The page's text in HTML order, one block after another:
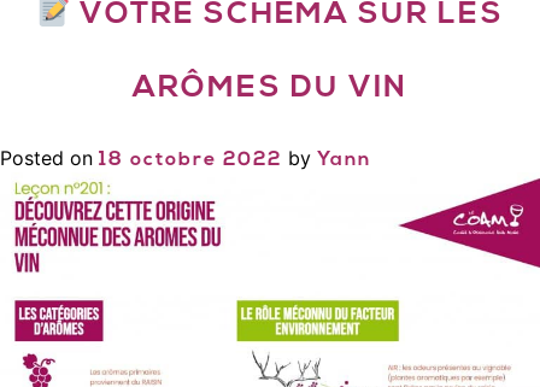
VOTRE SCHÉMA SUR LES
ARÔMES DU VIN
Posted on 18 octobre 2022 by Yann